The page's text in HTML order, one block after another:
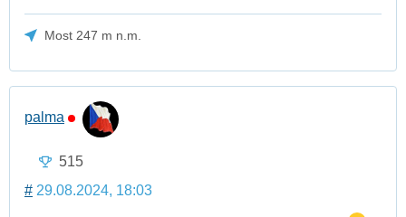
Most 247 m n.m.
palma
515
# 29.08.2024, 18:03